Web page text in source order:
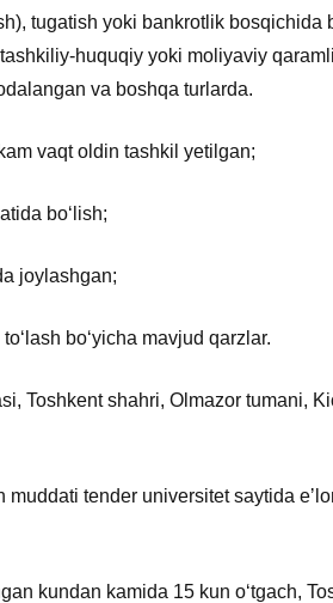
tugatish yoki bankrotlik bosqichida
tashkiliy-huquqiy yoki moliyaviy
va boshqa turlarda.
vaqt oldin tashkil yetilgan;
boʻlish;
joylashgan;
boʻyicha mavjud qarzlar.
Toshkent shahri, Olmazor tumani,
tender universitet saytida
kundan kamida 15 kun oʻtgach,